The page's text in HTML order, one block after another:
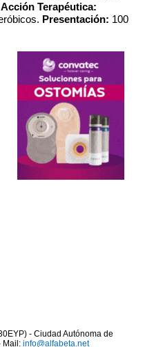
Acción Terapéutica:
Presentación: 100
- Ciudad Autónoma de
Mail: info@alfabeta.net